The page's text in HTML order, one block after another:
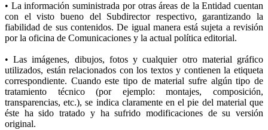
• La información suministrada por otras áreas de la Entidad cuentan
con el visto bueno del Subdirector respectivo, garantizando la
fiabilidad de sus contenidos. De igual manera está sujeta a revisión
por la oficina de Comunicaciones y la actual política editorial.
• Las imágenes, dibujos, fotos y cualquier otro material gráfico
utilizados, están relacionados con los textos y contienen la etiqueta
correspondiente. Cuando este tipo de material sufre algún tipo de
tratamiento técnico (por ejemplo: montajes, composición,
transparencias, etc.), se indica claramente en el pie del material que
éste ha sido tratado y ha sufrido modificaciones de su versión
original.